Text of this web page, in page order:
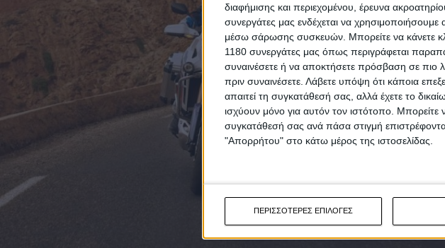
διαφήμισης και περιεχομένου, έρευνα
συνεργάτες μας ενδέχεται να
μέσω σάρωσης συσκευών. Μπορείτε να κάνετε
1180 συνεργάτες μας όπως περιγράφεται
συναινέσετε ή να αποκτήσετε πρόσβαση σε πιο
πριν συναινέσετε. Λάβετε υπόψη ότι κάποια
απαιτεί τη συγκατάθεσή σας, αλλά έχετε το
ισχύουν μόνο για αυτόν τον ιστότοπο. Μπορείτε
συγκατάθεσή σας ανά πάσα στιγμή
"Απορρήτου" στο κάτω μέρος της ιστοσελίδας.
ΠΕΡΙΣΣΟΤΕΡΕΣ ΕΠΙΛΟΓΕΣ